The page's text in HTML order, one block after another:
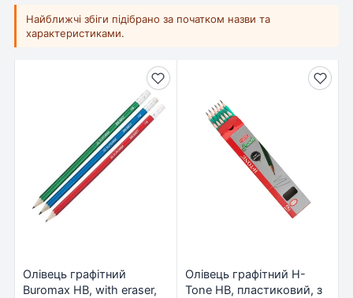
Найближчі збіги підібрано за початком назви та
характеристиками.
Олівець графітний
Buromax НВ, with eraser,
Олівець графітний H-
Tone НВ, пластиковий, з